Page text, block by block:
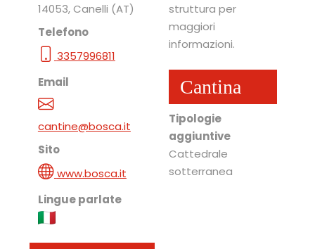
14053, Canelli (AT)
Telefono
3357996811
Email
cantine@bosca.it
Sito
www.bosca.it
Lingue parlate
struttura per
maggiori
informazioni.
Cantina
Tipologie
aggiuntive
Cattedrale
sotterranea